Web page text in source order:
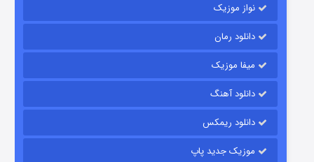
رویایی برای تو
قسمت
نواز موزیک
دانلود رمان
میفا موزیک
دانلود آهنگ
دانلود ریمکس
موزیک جدید پاپ